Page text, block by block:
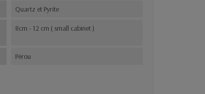
Quartz et Pyrite
8cm - 12 cm ( small cabinet )
Pérou